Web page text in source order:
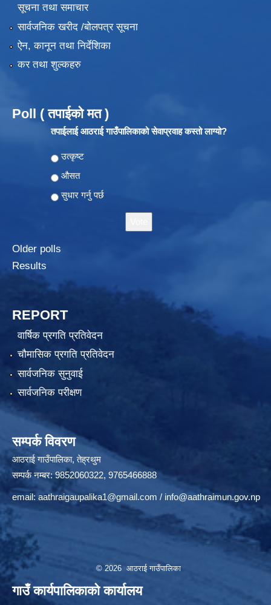
सूचना तथा समाचार
सार्वजनिक खरीद /बोलपत्र सूचना
ऐन, कानून तथा निर्देशिका
कर तथा शुल्कहरु
Poll ( तपाईको मत )
तपाईलाई आठराई गाउँपालिकाको सेवाप्रवाह कस्तो लाग्यो?
Choices
उत्कृष्ट
औसत
सुधार गर्नु पर्छ
Older polls
Results
REPORT
वार्षिक प्रगति प्रतिवेदन
चौमासिक प्रगति प्रतिवेदन
सार्वजनिक सुनुवाई
सार्वजनिक परीक्षण
सम्पर्क विवरण
आठराई गाउँपालिका, तेह्रथुम
सम्पर्क नम्बर: 9852060322, 9765466888
email: aathraigaupalika1@gmail.com / info@aathraimun.gov.np
© 2026 आठराई गाउँपालिका
गाउँ कार्यपालिकाको कार्यालय